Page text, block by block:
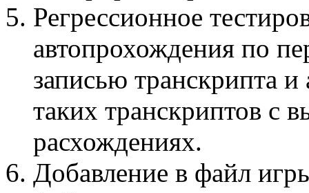
Регрессионное
автопрохождения по
записью транскрипта и
таких транскриптов с
расхождениях.
Добавление в файл